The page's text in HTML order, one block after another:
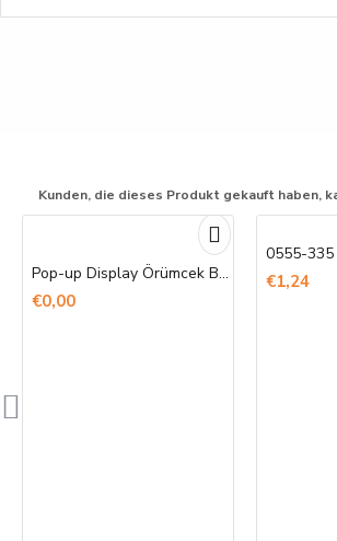
Kunden, die dieses Produkt gekauft haben,
Pop-up Display Örümcek Banner Baskı
€0,00
0555-
€1,24